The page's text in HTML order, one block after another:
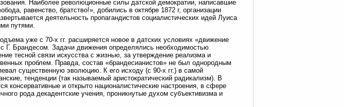
Наиболее революционные силы датской демократии, написавшие
равенство, братство!», добились в октябре 1872 г, организации
деятельность пропагандистов социалистических идей Луиса
путями.
уже с 70-х гг. расширяется новое в датских условиях «движение
Г. Брандесом. Задачи движения определялись необходимостью
тесной связи искусства с жизнью, за утверждение реализма и
проблем. Правда, состав «брандесианистов» не был однородным
существенную эволюцию. К его исходу (с 90-х гг.) в самой
тенденции (так называемый аристократический радикализм). В
консервативные и открыто националистические настроения, в сфере
рода декадентские учения, проникнутые духом субъективизма и